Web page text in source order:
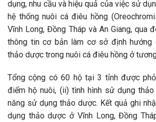
dụng, nhu cầu và hiệu quả của việc sử
hệ thống nuôi cá điêu hồng
Vĩnh Long, Đồng Tháp và An Giang, qua
thông tin cơ bản làm cơ sở định hướng
thảo dược trong nuôi cá điêu hồng ở
Tổng cộng có 60 hộ tại 3 tỉnh được
điểm hộ nuôi, (ii) tình hình sử dụng
năng sử dụng thảo dược. Kết quả ghi
dụng thảo dược ở Vĩnh Long, Đồng